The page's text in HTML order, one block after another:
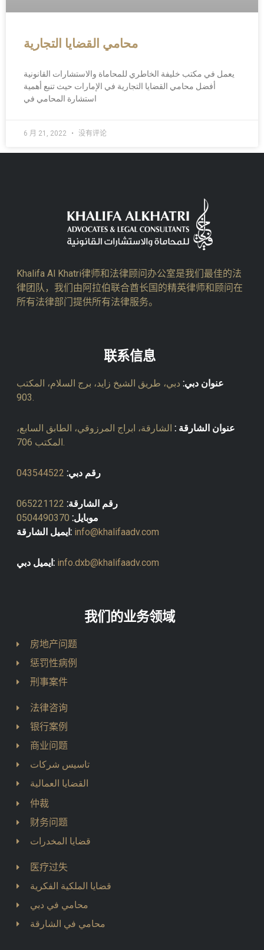
محامي القضايا التجارية
يعمل في مكتب خليفة الخاطري للمحاماة والاستشارات القانونية
أفضل محامي القضايا التجارية في الإمارات حيث تنبع أهمية
استشارة المحامي في
6 月 21, 2022 没有评论
Khalifa Al Khatri律师和法律顾问办公室是我们最佳的法
律团队，我们由阿拉伯联合酋长国的精英律师和顾问在
所有法律部门提供所有法律服务。
联系信息
عنوان دبي: دبي، طريق الشيخ زايد، برج السلام، المكتب
903.
عنوان الشارقة : الشارقة، ابراج المرزوقي، الطابق السابع،
المكتب 706.
رقم دبي: 043544522
رقم الشارقة: 065221122
موبايل: 0504490370
ايميل الشارقة: info@khalifaadv.com
ايميل دبي: info.dxb@khalifaadv.com
我们的业务领域
房地产问题
惩罚性病例
刑事案件
法律咨询
银行案例
商业问题
تاسيس شركات
القضايا العمالية
仲裁
财务问题
قضايا المخدرات
医疗过失
قضايا الملكية الفكرية
محامي في دبي
محامي في الشارقة